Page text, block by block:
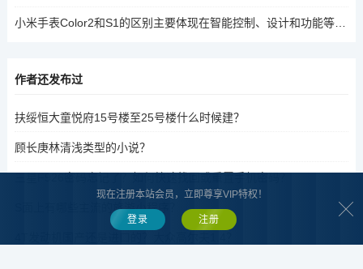
小米手表Color2和S1的区别主要体现在智能控制、设计和功能等方面。如果你正在寻找一款适合智能生活的手表，Color2可能更适合你；而如果你更注重便携性和设计美学，S1可能更适合你。请告诉我，想了解哪款更好？
作者还发布过
扶绥恒大童悦府15号楼至25号楼什么时候建？
顾长庚林清浅类型的小说？
S面上有哪些主流的旅游小程序？
现在注册本站会员，立即尊享VIP特权！
登录 注册